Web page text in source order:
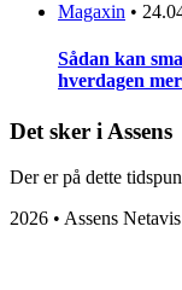
Magaxin •
Sådan kan
hverdagen
Det sker i Assens
Der er på dette
2026 • Assens Netavis